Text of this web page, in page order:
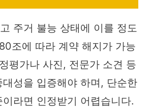
주거 불능 상태에 이를 정도
조에 따라 계약 해지가 가능
평가나 사진, 전문가 소견 등
성을 입증해야 하며, 단순한
라면 인정받기 어렵습니다.